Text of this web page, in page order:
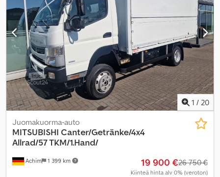
1 / 20
Achim 1 399 km
Juomakuorma-auto
MITSUBISHI Canter/Getränke/4x4
Allrad/57 TKM/1.Hand/
19 900 €26 750 €
Kiinteä hinta alv 0% (veroton)